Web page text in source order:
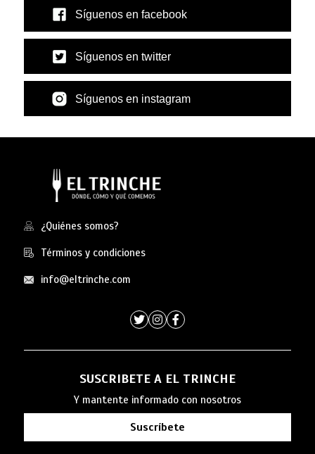
Síguenos en facebook
Síguenos en twitter
Síguenos en instagram
¿Quiénes somos?
Términos y condiciones
info@eltrinche.com
SUSCRIBETE A EL TRINCHE
Y mantente informado con nosotros
Suscríbete